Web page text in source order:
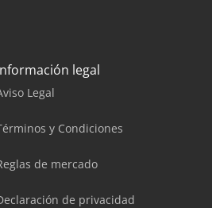
legal
Legal
y Condiciones
de mercado
de privacidad